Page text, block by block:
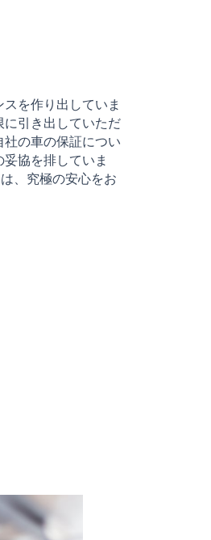
を作り出していま
引き出していただ
の車の保証につい
協を排していま
、究極の安心をお